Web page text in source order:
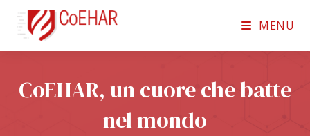
MENU
CoEHAR, un cuore che batte
nel mondo